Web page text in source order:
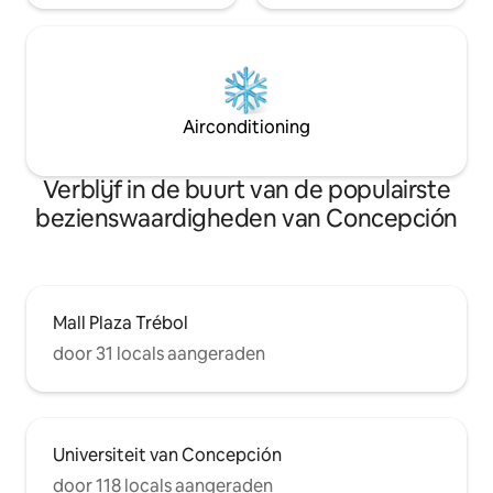
Airconditioning
Verblijf in de buurt van de populairste
bezienswaardigheden van Concepción
Mall Plaza Trébol
door 31 locals aangeraden
Universiteit van Concepción
door 118 locals aangeraden